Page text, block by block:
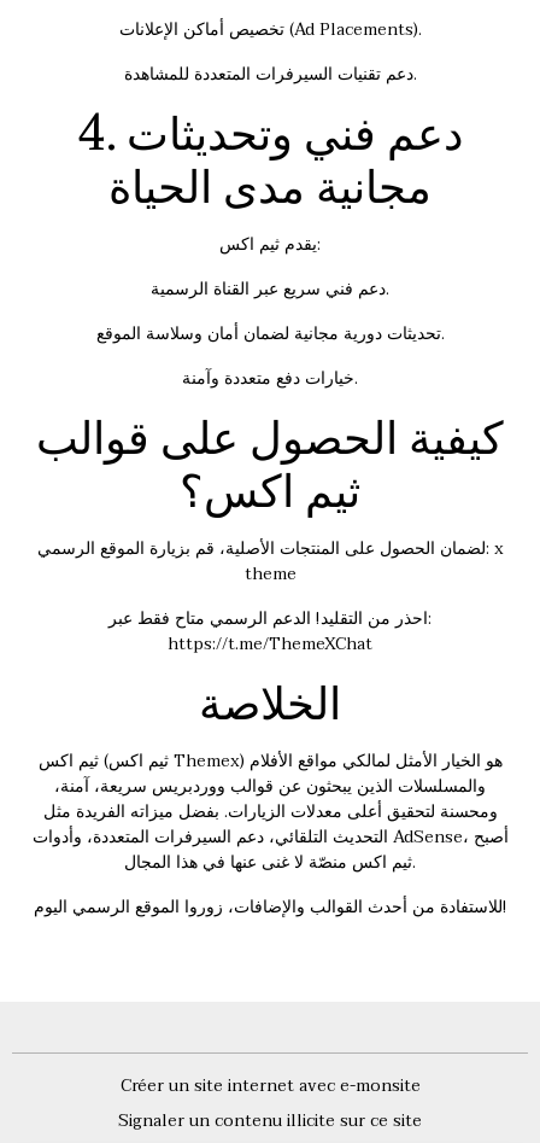
تخصيص أماكن الإعلانات (Ad Placements).
دعم تقنيات السيرفرات المتعددة للمشاهدة.
4. دعم فني وتحديثات
مجانية مدى الحياة
يقدم ثيم اكس:
دعم فني سريع عبر القناة الرسمية.
تحديثات دورية مجانية لضمان أمان وسلاسة الموقع.
خيارات دفع متعددة وآمنة.
كيفية الحصول على قوالب
ثيم اكس؟
لضمان الحصول على المنتجات الأصلية، قم بزيارة الموقع الرسمي: x
theme
احذر من التقليد! الدعم الرسمي متاح فقط عبر:
https://t.me/ThemeXChat
الخلاصة
ثيم اكس ( ثيم اكس Themex) هو الخيار الأمثل لمالكي مواقع الأفلام
والمسلسلات الذين يبحثون عن قوالب ووردبريس سريعة، آمنة،
ومحسنة لتحقيق أعلى معدلات الزيارات. بفضل ميزاته الفريدة مثل
التحديث التلقائي، دعم السيرفرات المتعددة، وأدوات AdSense، أصبح
ثيم اكس منصّة لا غنى عنها في هذا المجال.
للاستفادة من أحدث القوالب والإضافات، زوروا الموقع الرسمي اليوم!
Créer un site internet avec e-monsite
Signaler un contenu illicite sur ce site